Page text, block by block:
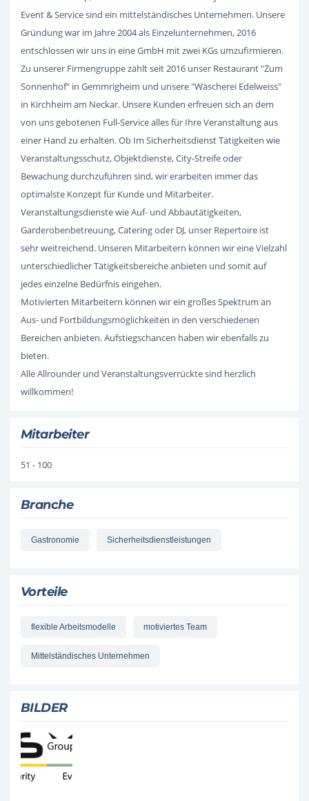
Event & Service sind ein mittelständisches Unternehmen. Unsere
Gründung war im Jahre 2004 als Einzelunternehmen, 2016
entschlossen wir uns in eine GmbH mit zwei KGs umzufirmieren.
Zu unserer Firmengruppe zählt seit 2016 unser Restaurant "Zum
Sonnenhof" in Gemmrigheim und unsere "Wäscherei Edelweiss"
in Kirchheim am Neckar. Unsere Kunden erfreuen sich an dem
von uns gebotenen Full-Service alles für Ihre Veranstaltung aus
einer Hand zu erhalten. Ob Im Sicherheitsdienst Tätigkeiten wie
Veranstaltungsschutz, Objektdienste, City-Streife oder
Bewachung durchzuführen sind, wir erarbeiten immer das
optimalste Konzept für Kunde und Mitarbeiter.
Veranstaltungsdienste wie Auf- und Abbautätigkeiten,
Garderobenbetreuung, Catering oder DJ, unser Repertoire ist
sehr weitreichend. Unseren Mitarbeitern können wir eine Vielzahl
unterschiedlicher Tätigkeitsbereiche anbieten und somit auf
jedes einzelne Bedürfnis eingehen.
Motivierten Mitarbeitern können wir ein großes Spektrum an
Aus- und Fortbildungsmöglichkeiten in den verschiedenen
Bereichen anbieten. Aufstiegschancen haben wir ebenfalls zu
bieten.
Alle Allrounder und Veranstaltungsverrückte sind herzlich
willkommen!
Mitarbeiter
51 - 100
Branche
Gastronomie Sicherheitsdienstleistungen
Vorteile
flexible Arbeitsmodelle motiviertes Team
Mittelständisches Unternehmen
BILDER